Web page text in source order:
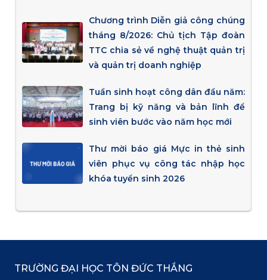
Chương trình Diễn giả công chúng
tháng 8/2026: Chủ tịch Tập đoàn
TTC chia sẻ về nghệ thuật quản trị
và quản trị doanh nghiệp
Tuần sinh hoạt công dân đầu năm:
Trang bị kỹ năng và bản lĩnh để
sinh viên bước vào năm học mới
Thư mời báo giá Mực in thẻ sinh
viên phục vụ công tác nhập học
khóa tuyển sinh 2026
TRƯỜNG ĐẠI HỌC TÔN ĐỨC THẮNG